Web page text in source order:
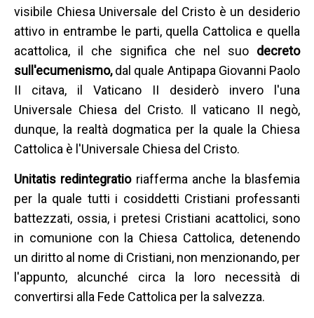
visibile Chiesa Universale del Cristo è un desiderio
attivo in entrambe le parti, quella Cattolica e quella
acattolica, il che significa che nel suo decreto
sull'ecumenismo,dal quale Antipapa Giovanni Paolo
II citava, il Vaticano II desiderò invero l'una
Universale Chiesa del Cristo. Il vaticano II negò,
dunque, la realtà dogmatica per la quale la Chiesa
Cattolica è l'Universale Chiesa del Cristo.
Unitatis redintegratioriafferma anche la blasfemia
per la quale tutti i cosiddetti Cristiani professanti
battezzati, ossia, i pretesi Cristiani acattolici, sono
in comunione con la Chiesa Cattolica, detenendo
un diritto al nome di Cristiani, non menzionando, per
l'appunto, alcunché circa la loro necessità di
convertirsi alla Fede Cattolica per la salvezza.